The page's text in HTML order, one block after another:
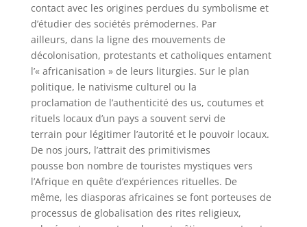
contact avec les origines perdues du symbolisme et
d’étudier des sociétés prémodernes. Par
ailleurs, dans la ligne des mouvements de
décolonisation, protestants et catholiques entament
l’« africanisation » de leurs liturgies. Sur le plan
politique, le nativisme culturel ou la
proclamation de l’authenticité des us, coutumes et
rituels locaux d’un pays a souvent servi de
terrain pour légitimer l’autorité et le pouvoir locaux.
De nos jours, l’attrait des primitivismes
pousse bon nombre de touristes mystiques vers
l’Afrique en quête d’expériences rituelles. De
même, les diasporas africaines se font porteuses de
processus de globalisation des rites religieux,